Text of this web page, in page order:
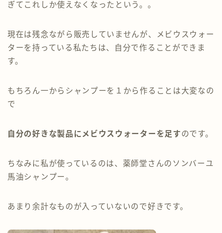
ぎてこれしか使えなくなったという。。
現在は残念ながら販売していませんが、メビウスウォー
ターを持っている私たちは、自分で作ることができま
す。
もちろん一からシャンプーを１から作ることは大変なの
で
自分の好きな製品にメビウスウォーターを足すのです。
ちなみに私が使っているのは、薬師堂さんのソンバーユ
馬油シャンプー。
あまり余計なものが入っていないので好きです。